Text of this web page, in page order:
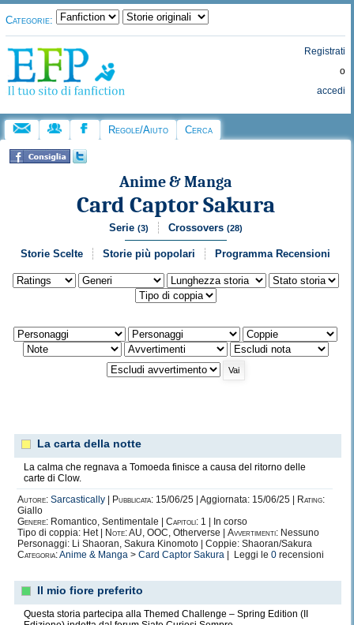
Categorie:
Registrati
o
accedi
Regole/Aiuto Cerca
Anime & Manga
Card Captor Sakura
Serie (3) Crossovers (28)
Storie Scelte Storie più popolari Programma Recensioni
La carta della notte
La calma che regnava a Tomoeda finisce a causa del ritorno delle
carte di Clow.
Autore: Sarcastically Pubblicata: 15/06/25 | Aggiornata: 15/06/25 |
Rating:
Giallo
Genere: Romantico, Sentimentale | Capitoli: 1 | In corso
Tipo di coppia: Het |
Note:AU, OOC, Otherverse | Avvertimenti: Nessuno
Personaggi: Li Shaoran, Sakura Kinomoto | Coppie: Shaoran/Sakura
Categoria:Anime & Manga > Card Captor Sakura | Leggi le 0 recensioni
Il mio fiore preferito
Questa storia partecipa alla Themed Challenge – Spring Edition (II